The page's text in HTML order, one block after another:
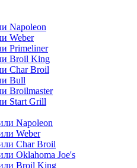
Napoleon
Weber
Primeliner
Broil King
Char Broil
Bull
Broilmaster
Start Grill
Napoleon
Weber
Char Broil
Oklahoma Joe's
Broil King